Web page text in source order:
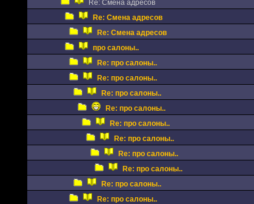
Re: Смена адресов
Re: Смена адресов
Re: Смена адресов
про салоны..
Re: про салоны..
Re: про салоны..
Re: про салоны..
Re: про салоны..
Re: про салоны..
Re: про салоны..
Re: про салоны..
Re: про салоны..
Re: про салоны..
Re: про салоны..